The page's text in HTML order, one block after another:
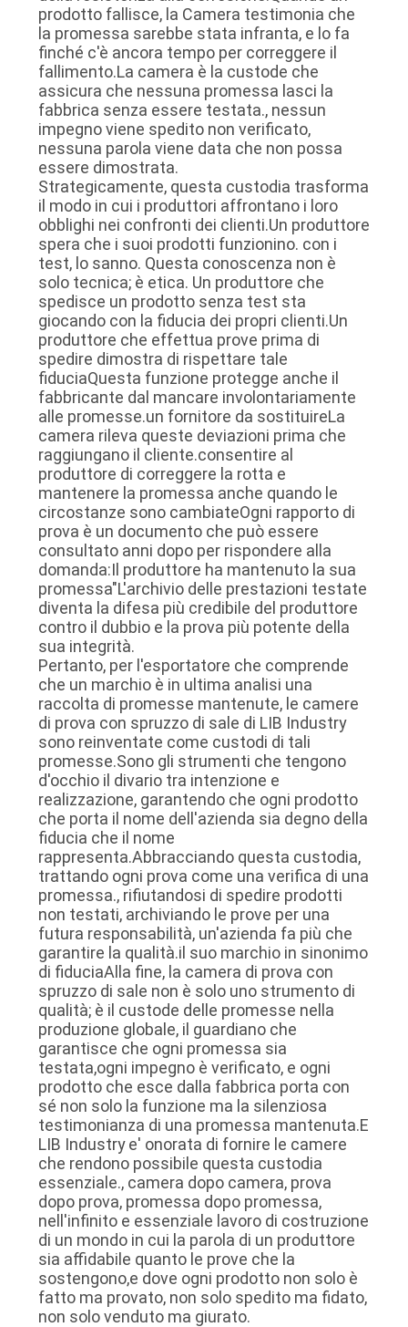
prodotto fallisce, la Camera testimonia che
la promessa sarebbe stata infranta, e lo fa
finché c'è ancora tempo per correggere il
fallimento.La camera è la custode che
assicura che nessuna promessa lasci la
fabbrica senza essere testata., nessun
impegno viene spedito non verificato,
nessuna parola viene data che non possa
essere dimostrata.
Strategicamente, questa custodia trasforma
il modo in cui i produttori affrontano i loro
obblighi nei confronti dei clienti.Un produttore
spera che i suoi prodotti funzionino. con i
test, lo sanno. Questa conoscenza non è
solo tecnica; è etica. Un produttore che
spedisce un prodotto senza test sta
giocando con la fiducia dei propri clienti.Un
produttore che effettua prove prima di
spedire dimostra di rispettare tale
fiduciaQuesta funzione protegge anche il
fabbricante dal mancare involontariamente
alle promesse.un fornitore da sostituireLa
camera rileva queste deviazioni prima che
raggiungano il cliente.consentire al
produttore di correggere la rotta e
mantenere la promessa anche quando le
circostanze sono cambiateOgni rapporto di
prova è un documento che può essere
consultato anni dopo per rispondere alla
domanda:Il produttore ha mantenuto la sua
promessa"L'archivio delle prestazioni testate
diventa la difesa più credibile del produttore
contro il dubbio e la prova più potente della
sua integrità.
Pertanto, per l'esportatore che comprende
che un marchio è in ultima analisi una
raccolta di promesse mantenute, le camere
di prova con spruzzo di sale di LIB Industry
sono reinventate come custodi di tali
promesse.Sono gli strumenti che tengono
d'occhio il divario tra intenzione e
realizzazione, garantendo che ogni prodotto
che porta il nome dell'azienda sia degno della
fiducia che il nome
rappresenta.Abbracciando questa custodia,
trattando ogni prova come una verifica di una
promessa., rifiutandosi di spedire prodotti
non testati, archiviando le prove per una
futura responsabilità, un'azienda fa più che
garantire la qualità.il suo marchio in sinonimo
di fiduciaAlla fine, la camera di prova con
spruzzo di sale non è solo uno strumento di
qualità; è il custode delle promesse nella
produzione globale, il guardiano che
garantisce che ogni promessa sia
testata,ogni impegno è verificato, e ogni
prodotto che esce dalla fabbrica porta con
sé non solo la funzione ma la silenziosa
testimonianza di una promessa mantenuta.E
LIB Industry e' onorata di fornire le camere
che rendono possibile questa custodia
essenziale., camera dopo camera, prova
dopo prova, promessa dopo promessa,
nell'infinito e essenziale lavoro di costruzione
di un mondo in cui la parola di un produttore
sia affidabile quanto le prove che la
sostengono,e dove ogni prodotto non solo è
fatto ma provato, non solo spedito ma fidato,
non solo venduto ma giurato.